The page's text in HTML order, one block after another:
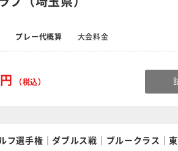
プレー代概算 大会料金
（税込）
フ選手権｜ダブルス戦｜ブルークラス｜